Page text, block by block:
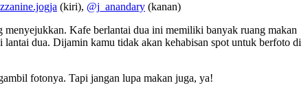
(kiri), @j_anandary (kanan)
menyejukkan. Kafe berlantai dua ini memiliki banyak ruang makan
dua. Dijamin kamu tidak akan kehabisan spot untuk berfoto di
fotonya. Tapi jangan lupa makan juga, ya!